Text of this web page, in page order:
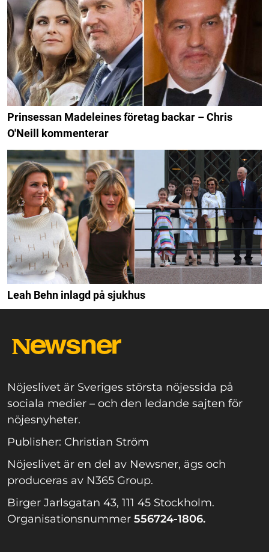
Prinsessan Madeleines företag backar – Chris
O'Neill kommenterar
Leah Behn inlagd på sjukhus
Nöjeslivet är Sveriges största nöjessida på
sociala medier – och den ledande sajten för
nöjesnyheter.
Publisher: Christian Ström
Nöjeslivet är en del av Newsner, ägs och
produceras av N365 Group.
Birger Jarlsgatan 43, 111 45 Stockholm.
Organisationsnummer 556724-1806.